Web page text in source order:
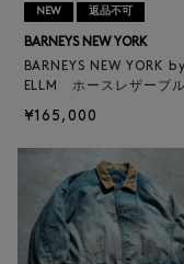
NEW 返品不可
BARNEYS NEW YORK
BARNEYS NEW YORK
ELLM ホースレザーブ
¥165,000